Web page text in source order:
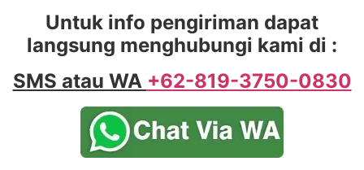
Untuk info pengiriman dapat
langsung menghubungi kami di :
SMS atau WA +62-819-3750-0830